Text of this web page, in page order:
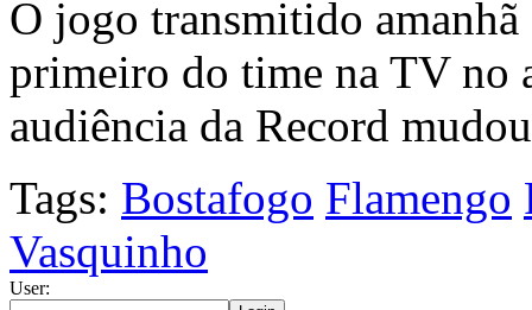
O jogo transmitido
primeiro do time na TV no
audiência da Record
Tags: Bostafogo Flamengo
Vasquinho
User: